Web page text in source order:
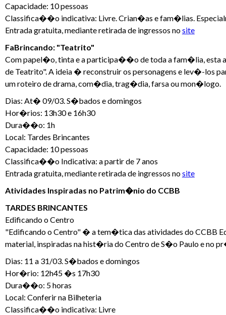
Capacidade: 10 pessoas
Classifica��o indicativa: Livre. Crian�as e fam�lias.
Entrada gratuita, mediante retirada de ingressos nosite
FaBrincando: "Teatrito"
Com papel�o, tinta e a participa��o de toda a fam�lia, esta
de Teatrito". A ideia � reconstruir os personagens e lev�-los
um roteiro de drama, com�dia, trag�dia, farsa ou mon�logo.
Dias: At� 09/03. S�bados e domingos
Hor�rios: 13h30 e 16h30
Dura��o: 1h
Local: Tardes Brincantes
Capacidade: 10 pessoas
Classifica��o Indicativa: a partir de 7 anos
Entrada gratuita, mediante retirada de ingressos nosite
Atividades Inspiradas no Patrim�nio do CCBB
TARDES BRINCANTES
Edificando o Centro
"Edificando o Centro" � a tem�tica das atividades do CCBB
material, inspiradas na hist�ria do Centro de S�o Paulo e no
Dias: 11 a 31/03. S�bados e domingos
Hor�rio: 12h45 �s 17h30
Dura��o: 5 horas
Local: Conferir na Bilheteria
Classifica��o indicativa: Livre